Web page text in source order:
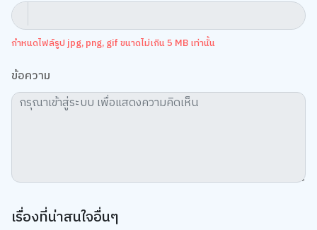
กำหนดไฟล์รูป jpg, png, gif ขนาดไม่เกิน 5 MB เท่านั้น
ข้อความ
เรื่องที่น่าสนใจอื่นๆ